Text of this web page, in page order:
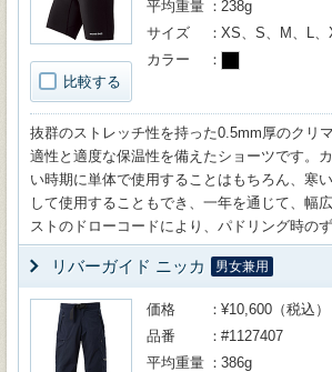
比較する
平均重量
238g
サイズ
XS、S、M、L、
カラー
抜群のストレッチ性を持った0.5mm厚のクリ
適性と適度な保温性を備えたショーツです。
い時期に単体で使用することはもちろん、寒
して使用することもでき、一年を通じて、幅
ストのドローコードにより、パドリング時のず
リバーガイド ニッカ 男女兼用
価格
¥10,600（税込）
品番
#1127407
平均重量
386g